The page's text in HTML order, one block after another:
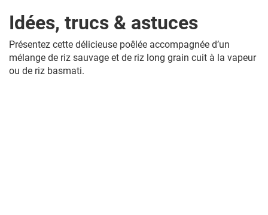
Idées, trucs & astuces
Présentez cette délicieuse poêlée accompagnée d’un
mélange de riz sauvage et de riz long grain cuit à la vapeur
ou de riz basmati.